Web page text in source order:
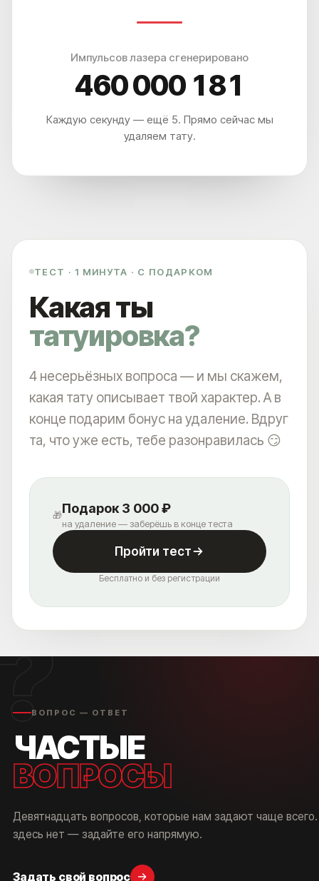
Импульсов лазера сгенерировано
460 000 190
Каждую секунду — ещё 5. Прямо сейчас мы
удаляем тату.
ТЕСТ · 1 МИНУТА · С ПОДАРКОМ
Какая ты
татуировка?
4 несерьёзных вопроса — и мы скажем,
какая тату описывает твой характер. А в
конце подарим бонус на удаление. Вдруг
та, что уже есть, тебе разонравилась 😏
🎁Подарок 3 000 ₽
на удаление — заберёшь в конце теста
Пройти тест
Бесплатно и без регистрации
ВОПРОС — ОТВЕТ
ЧАСТЫЕ
ВОПРОСЫ
Девятнадцать вопросов, которые нам задают чаще
здесь нет — задайте его напрямую.
Задать свой вопрос
ПОСМОТРИТЕ КАК ЛЮДИ
УДАЛЯЮТ ТАТУ И ТАТУАЖ В
НАЖИМАЯ, ВЫ ДАЕТЕ СОГЛАСИЕ НА ОБРАБОТКУ СВОИХ ПЕРСОНАЛЬНЫХ
+7
Выберите город
СКАЧАТЬ КЕЙСЫ ДО-ПОСЛЕ
СКАЧАТЬ КЕЙСЫ ДО-ПОСЛЕ
ВЫ УДИВИТЕСЬ, НАСКОЛЬКО ЭТО
ЛЕГКО И УДОБНО
КАК ДО НАС ДОБРАТЬСЯ?
В 5 МИНУТАХ ОТ М. ПАВЕЛЕЦКАЯ
МЫ НАХОДИМСЯ ПО АДРЕСУ
ЛЕТНИКОВСКАЯ УЛ., 10, СТР. 2